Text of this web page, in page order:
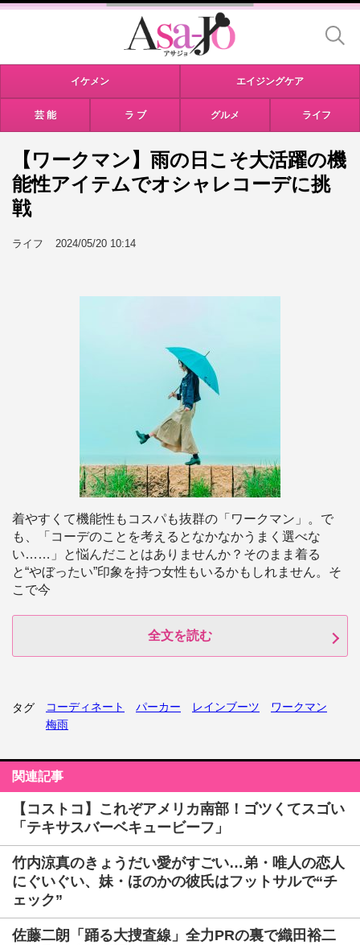
イケメン エイジングケア
芸 能 ラ ブ グルメ ライフ
【ワークマン】雨の日こそ大活躍の機
能性アイテムでオシャレコーデに挑
戦
ライフ 2024/05/20 10:14
着やすくて機能性もコスパも抜群の「ワークマン」。で
も、「コーデのことを考えるとなかなかうまく選べな
い……」と悩んだことはありませんか？そのまま着る
と“やぼったい”印象を持つ女性もいるかもしれません。そ
こで今
全文を読む
タグ コーディネート パーカー レインブーツ
ワークマン
梅雨
関連記事
【コストコ】これぞアメリカ南部！ゴツくてスゴい
「テキサスバーベキュービーフ」
竹内涼真のきょうだい愛がすごい…弟・唯人の恋人
にぐいぐい、妹・ほのかの彼氏はフットサルで“チ
ェック”
佐藤二朗「踊る大捜査線」全力PRの裏で織田裕二